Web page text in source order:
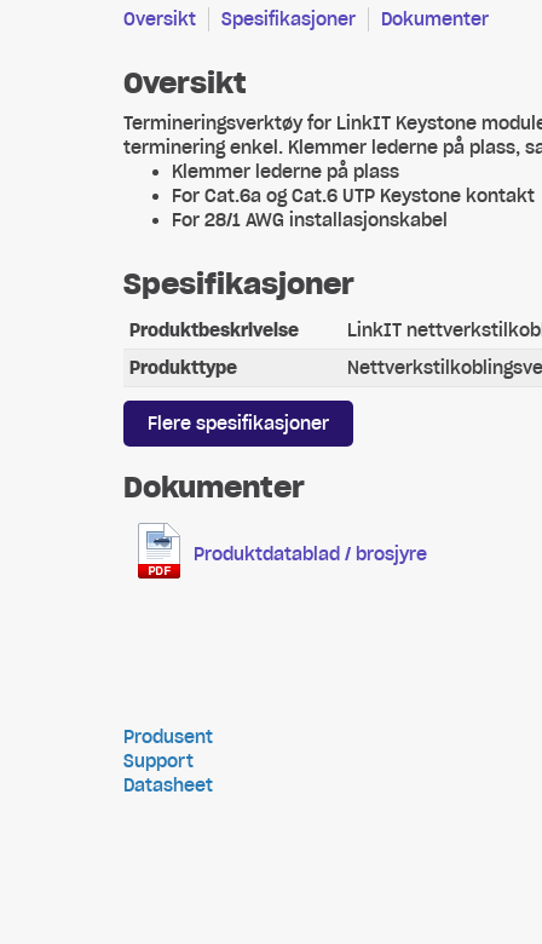
Oversikt Spesifikasjoner Dokumenter
Oversikt
Termineringsverktøy for LinkIT Keystone
terminering enkel. Klemmer lederne på plass,
Klemmer lederne på plass
For Cat.6a og Cat.6 UTP Keystone kontakt
For 28/1 AWG installasjonskabel
Spesifikasjoner
Produktbeskrivelse
LinkIT
Produkttype
Flere spesifikasjoner
Dokumenter
Produktdatablad / brosjyre
Produsent
Support
Datasheet